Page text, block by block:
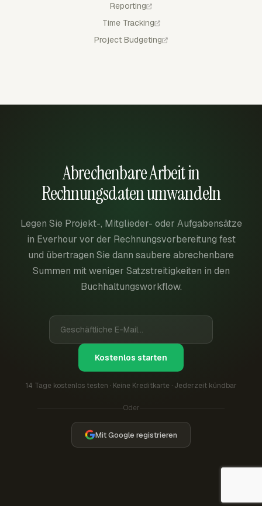
Reporting
Time Tracking
Project Budgeting
Abrechenbare Arbeit in
Rechnungsdaten umwandeln
Legen Sie Projekt-, Mitglieder- oder Aufgabensätze
in Everhour vor der Rechnungsvorbereitung fest
und übertragen Sie dann saubere abrechenbare
Summen mit weniger Satzstreitigkeiten in den
Buchhaltungsworkflow.
Kostenlos starten
14 Tage kostenlos testen · Keine Kreditkarte · Jederzeit kündbar
Oder
Mit Google registrieren